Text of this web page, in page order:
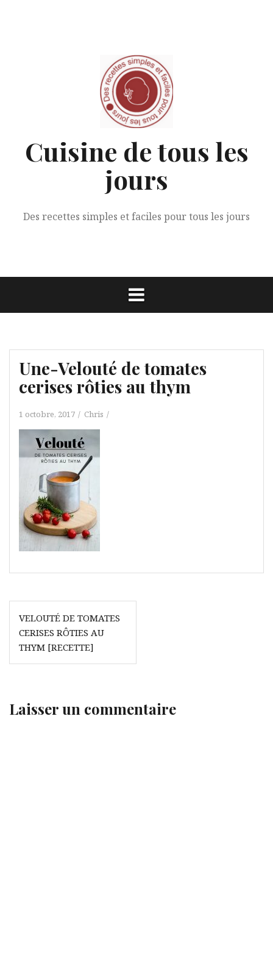
Cuisine de tous les
jours
Des recettes simples et faciles pour tous les jours
Une-Velouté de tomates
cerises rôties au thym
1 octobre, 2017 Chris
Navigation
de
l’article
VELOUTÉ DE TOMATES
CERISES RÔTIES AU
THYM [RECETTE]
Laisser un commentaire